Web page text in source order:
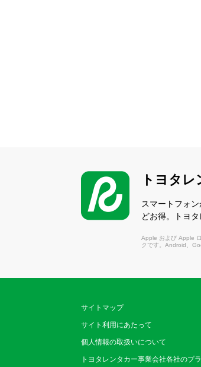
トヨタ
スマートフォ
どお得。トヨ
Apple および Apple
クです。Android、
サイトマップ
サイト利用にあたって
個人情報の取扱いについて
トヨタレンタカー事業会社各社のプ